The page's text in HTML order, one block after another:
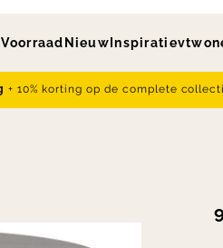
Voorraad Nieuw Inspiratie
+ 10% korting op de complete